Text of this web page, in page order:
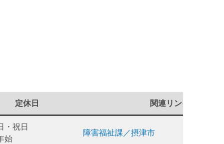
定休日 関連リンク
・祝日
始
障害福祉課／摂津市